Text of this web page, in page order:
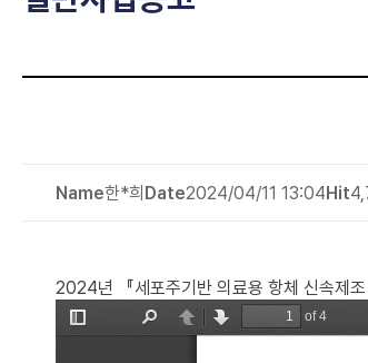
Name한*희 Date2024/04/11 13:04Hit
2024년 『세포주기반 의료용 항체 신속제